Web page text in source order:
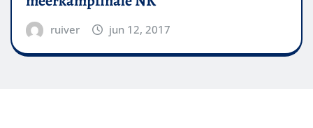
ruiver jun 12, 2017